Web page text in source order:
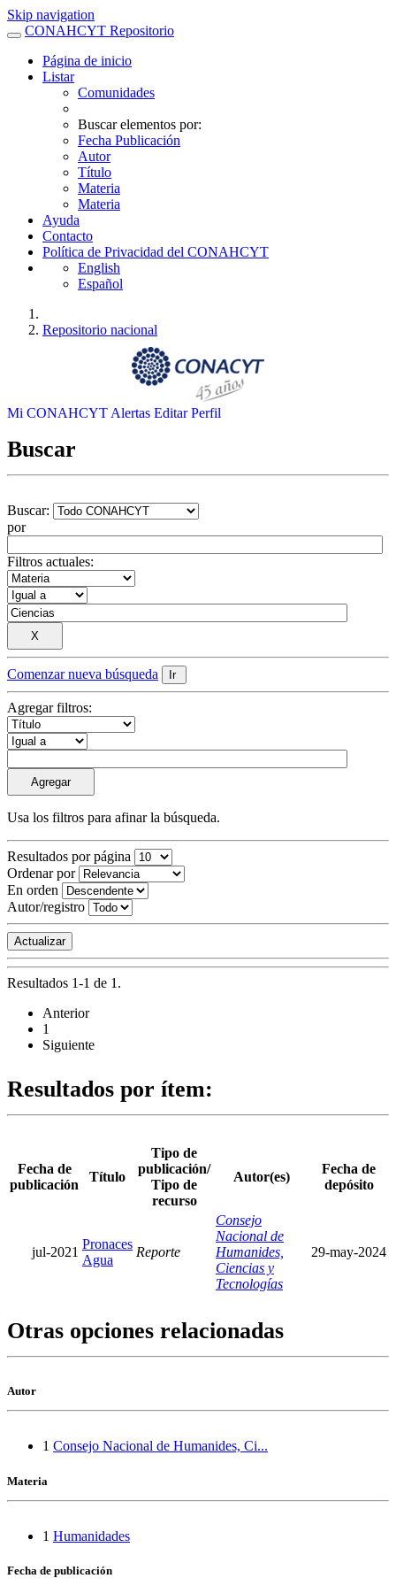
Skip navigation
CONAHCYT Repositorio
Página de inicio
Listar
Comunidades
Buscar elementos por:
Fecha Publicación
Autor
Título
Materia
Materia
Ayuda
Contacto
Política de Privacidad del CONAHCYT
English
Español
Repositorio nacional
Mi CONAHCYT Alertas Editar Perfil
Buscar
Buscar:
por
Filtros actuales:
Comenzar nueva búsqueda
Agregar filtros:
Usa los filtros para afinar la búsqueda.
Resultados por página
Ordenar por
En orden
Autor/registro
Resultados 1-1 de 1.
Anterior
1
Siguiente
Resultados por ítem:
Fecha de
publicación
Título
Tipo de
publicación/
Tipo de
recurso
Autor(es)
Fecha de
depósito
jul-2021
Pronaces
Agua
Reporte
Consejo
Nacional de
Humanides,
Ciencias y
Tecnologías
29-may-2024
Otras opciones relacionadas
Autor
1 Consejo Nacional de Humanides, Ci...
Materia
1 Humanidades
Fecha de publicación